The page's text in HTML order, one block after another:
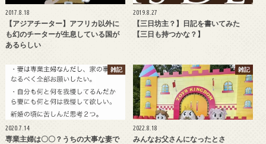
2017.8.18
【アジアチーター】アフリカ以外に
も幻のチーターが生息している国が
あるらしい
2019.8.27
【三日坊主？】日記を書いてみた
【三日も持つかな？】
雑記
2020.7.14
専業主婦は〇〇？うちの大事な妻で
雑記
2022.8.18
みんなお父さんになったとさ